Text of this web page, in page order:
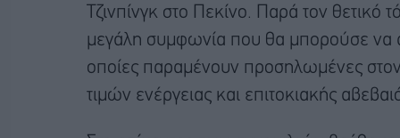
Τζινπίνγκ στο Πεκίνο. Παρά τον
μεγάλη συμφωνία που θα μπορούσε να
οποίες παραμένουν προσηλωμένες
τιμών ενέργειας και επιτοκιακής